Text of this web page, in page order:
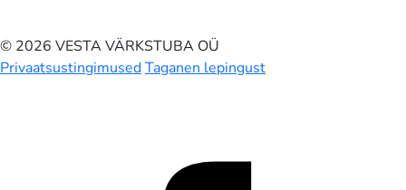
© 2026 VESTA VÄRKSTUBA OÜ
PrivaatsustingimusedTaganen lepingust